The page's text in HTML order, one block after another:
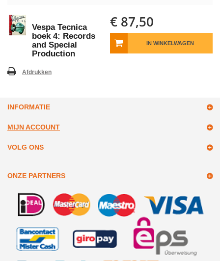
Vespa Tecnica
boek 4: Records
and Special
Production
€ 87,50
IN WINKELWAGEN
Afdrukken
INFORMATIE
MIJN ACCOUNT
VOLG ONS
ONZE PARTNERS